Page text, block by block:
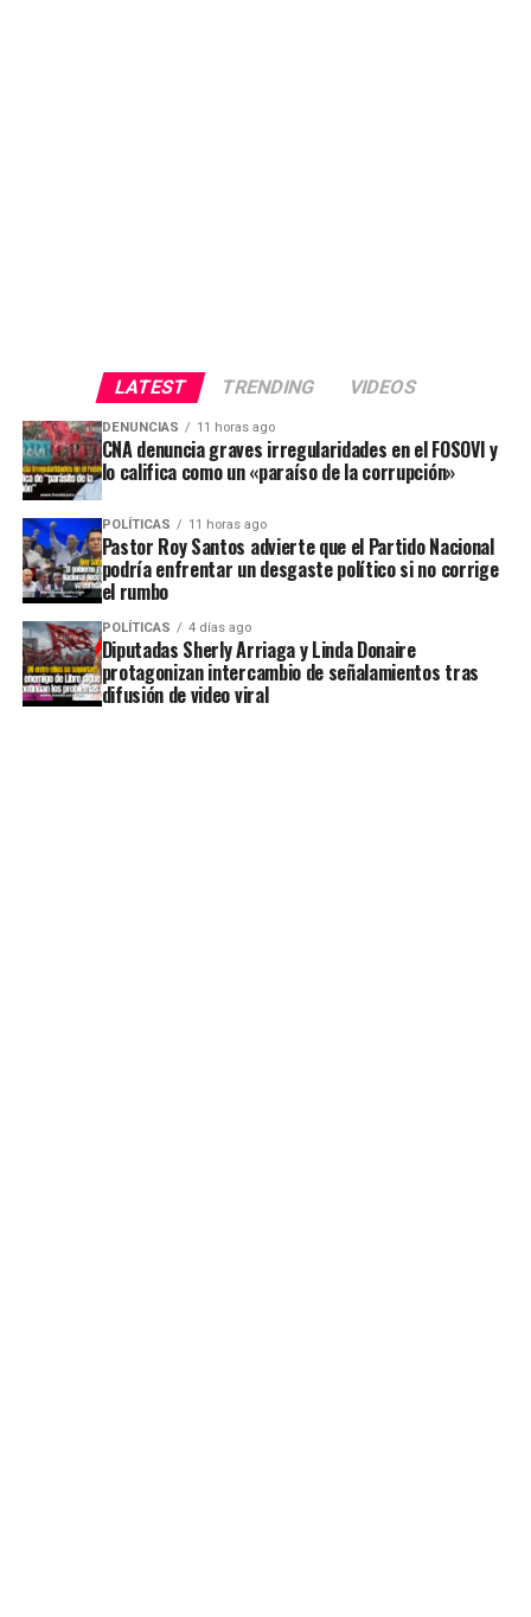
LATEST TRENDING VIDEOS
DENUNCIAS 11 horas ago
CNA denuncia graves irregularidades en el FOSOVI y
lo califica como un «paraíso de la corrupción»
POLÍTICAS 11 horas ago
Pastor Roy Santos advierte que el Partido Nacional
podría enfrentar un desgaste político si no corrige
el rumbo
POLÍTICAS 4 días ago
Diputadas Sherly Arriaga y Linda Donaire
protagonizan intercambio de señalamientos tras
difusión de video viral